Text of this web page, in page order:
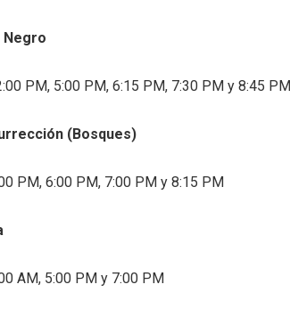
Negro
PM, 5:00 PM, 6:15 PM, 7:30 PM y 8:45 PM
(Bosques)
PM, 6:00 PM, 7:00 PM y 8:15 PM
AM, 5:00 PM y 7:00 PM